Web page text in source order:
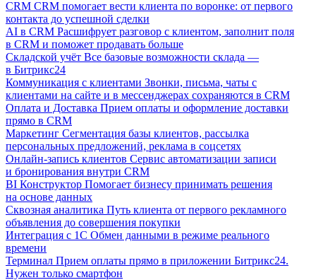
CRM CRM помогает вести клиента по воронке: от первого
контакта до успешной сделки
AI в CRM Расшифрует разговор с клиентом, заполнит поля
в CRM и поможет продавать больше
Складской учёт Все базовые возможности склада —
в Битрикс24
Коммуникация с клиентами Звонки, письма, чаты с
клиентами на сайте и в мессенджерах сохраняются в CRM
Оплата и Доставка Прием оплаты и оформление доставки
прямо в CRM
Маркетинг Сегментация базы клиентов, рассылка
персональных предложений, реклама в соцсетях
Онлайн-запись клиентов Сервис автоматизации записи
и бронирования внутри CRM
BI Конструктор Помогает бизнесу принимать решения
на основе данных
Сквозная аналитика Путь клиента от первого рекламного
объявления до совершения покупки
Интеграция с 1С Обмен данными в режиме реального
времени
Терминал Прием оплаты прямо в приложении Битрикс24.
Нужен только смартфон